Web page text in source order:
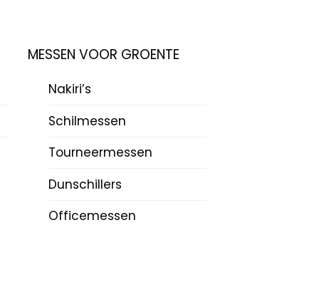
MESSEN VOOR GROENTE
Nakiri’s
Schilmessen
Tourneermessen
Dunschillers
Officemessen